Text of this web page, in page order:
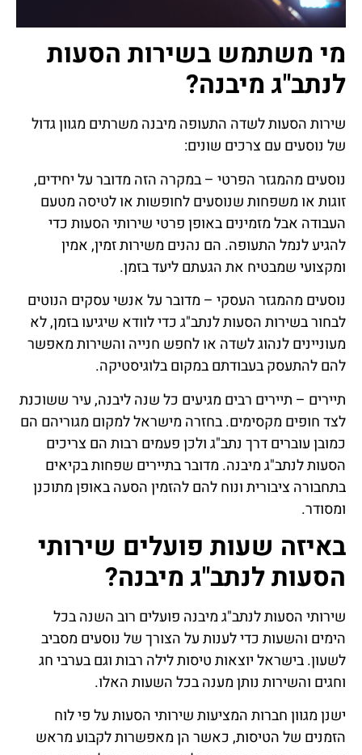
מי משתמש בשירות הסעות
לנתב"ג מיבנה?
שירות הסעות לשדה התעופה מיבנה משרתים מגוון גדול
של נוסעים עם צרכים שונים:
נוסעים מהמגזר הפרטי – במקרה הזה מדובר על יחידים,
זוגות או משפחות שנוסעים לחופשות או לטיסה מטעם
העבודה אבל מזמינים באופן פרטי שירותי הסעות כדי
להגיע לנמל התעופה. הם נהנים משירות זמין, אמין
ומקצועי שמבטיח את הגעתם ליעד בזמן.
נוסעים מהמגזר העסקי – מדובר על אנשי עסקים הנוטים
לבחור בשירות הסעות לנתב"ג כדי לוודא שיגיעו בזמן, לא
מעוניינים לנהוג לשדה או לחפש חנייה והשירות מאפשר
להם להתעסק בעבודתם במקום בלוגיסטיקה.
תיירים – תיירים רבים מגיעים כל שנה ליבנה, עיר ששוכנת
לצד חופים מקסימים. בחזרה מישראל למקום מגוריהם הם
כמובן עוברים דרך נתב"ג ולכן פעמים רבות הם צריכים
הסעות לנתב"ג מיבנה. מדובר בתיירים שפחות בקיאים
בתחבורה ציבורית ונוח להם להזמין הסעה באופן מתוכנן
ומסודר.
באיזה שעות פועלים שירותי
הסעות לנתב"ג מיבנה?
שירותי הסעות לנתב"ג מיבנה פועלים רוב השנה בכל
הימים והשעות כדי לענות על הצורך של נוסעים מסביב
לשעון. בישראל יוצאות טיסות לילה רבות וגם בערבי חג
וחגים והשירות נותן מענה בכל השעות האלו.
ישנן מגוון חברות המציעות שירותי הסעות על פי לוח
הזמנים של הטיסות, כאשר הן מאפשרות לקבוע מראש